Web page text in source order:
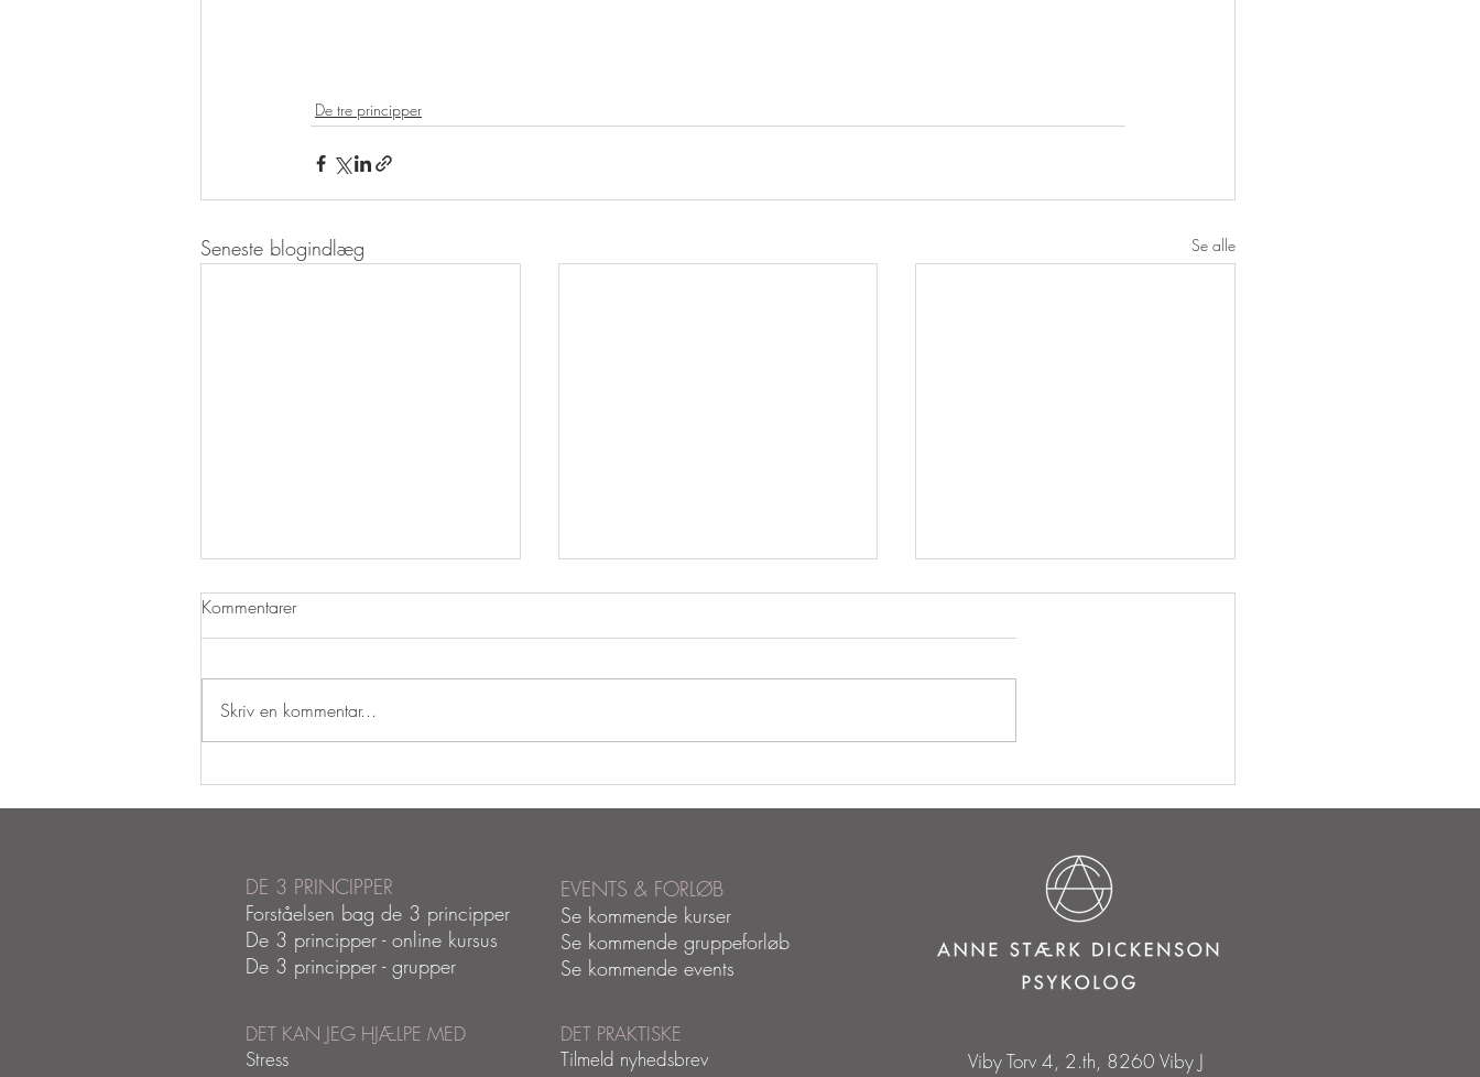
De tre principper
Seneste blogindlæg Se alle
ingrediens for forandring - set i
egentlig?
De Tre Principper og Lykke
Kommentarer
Skriv en kommentar...
DE 3 PRINCIPPER
Forståelsen bag de 3 principper
De 3 principper - online kursus
De 3 principper - grupper
DET KAN JEG HJÆLPE MED
Stress
EVENTS & FORLØB
Se kommende kurser
Se kommende gruppeforløb
Se kommende events
DET PRAKTISKE
Tilmeld nyhedsbrev
Viby Torv 4, 2.th, 8260 Viby J